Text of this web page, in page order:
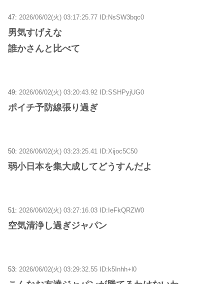
47: 2026/06/02(火) 03:17:25.77 ID:NsSW3bqc0
男気すげえな
誰かさんと比べて
49: 2026/06/02(火) 03:20:43.92 ID:SSHPyjUG0
ポイチ予防線張り過ぎ
50: 2026/06/02(火) 03:23:25.41 ID:Xijoc5C50
弱小日本を集大成してどうすんだよ
51: 2026/06/02(火) 03:27:16.03 ID:IeFkQRZW0
空気清浄し過ぎジャパン
53: 2026/06/02(火) 03:29:32.55 ID:k5Inhh+l0